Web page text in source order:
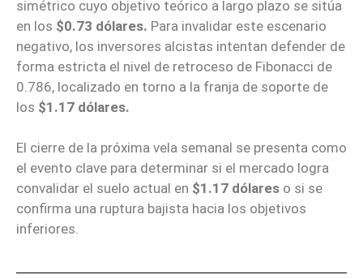
simétrico cuyo objetivo teórico a largo plazo se sitúa
en los $0.73 dólares. Para invalidar este escenario
negativo, los inversores alcistas intentan defender de
forma estricta el nivel de retroceso de Fibonacci de
0.786, localizado en torno a la franja de soporte de
los $1.17 dólares.
El cierre de la próxima vela semanal se presenta como
el evento clave para determinar si el mercado logra
convalidar el suelo actual en $1.17 dólares o si se
confirma una ruptura bajista hacia los objetivos
inferiores.